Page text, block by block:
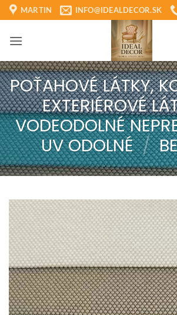
Skip
to
content
MARTIN INFO@IDEALDECOR.SK
POŤAHOVÉ LÁTKY,
EXTERIÉROVÉ
VODEODOLNÉ
UV ODOLNÉ /